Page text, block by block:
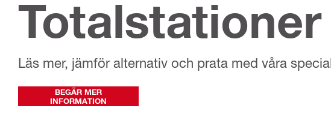
Läs mer, jämför alternativ och prata med våra
BEGÄR MER
INFORMATION